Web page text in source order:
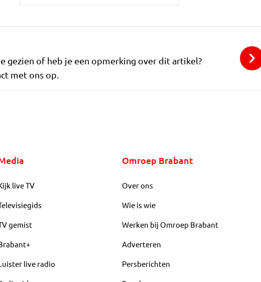
gezien of heb je een opmerking over dit artikel?
met ons op.
live TV
gemist
live radio
Omroep Brabant
Over ons
Wie is wie
Werken bij Omroep Brabant
Adverteren
Persberichten